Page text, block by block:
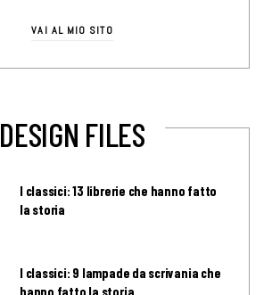
VAI AL MIO SITO
DESIGN FILES
I classici: 13 librerie che hanno fatto
la storia
I classici: 9 lampade da scrivania che